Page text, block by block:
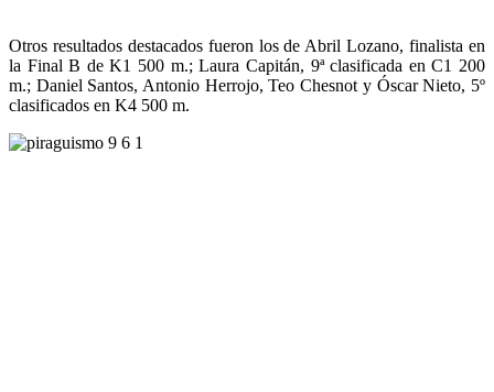
Otros resultados destacados fueron los de Abril Lozano, finalista en
la Final B de K1 500 m.; Laura Capitán, 9ª clasificada en C1 200
m.; Daniel Santos, Antonio Herrojo, Teo Chesnot y Óscar Nieto, 5º
clasificados en K4 500 m.